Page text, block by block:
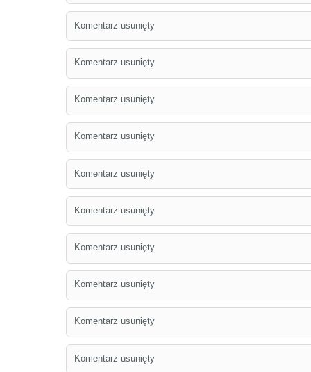
Komentarz usunięty
Komentarz usunięty
Komentarz usunięty
Komentarz usunięty
Komentarz usunięty
Komentarz usunięty
Komentarz usunięty
Komentarz usunięty
Komentarz usunięty
Komentarz usunięty